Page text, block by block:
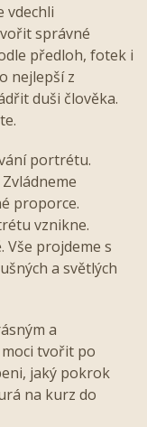
vdechli
správné
předloh, fotek i
nejlepší z
duši člověka.
portrétu.
proporce.
vznikne.
projdeme s
a světlých
a
tvořit po
jaký pokrok
na kurz do